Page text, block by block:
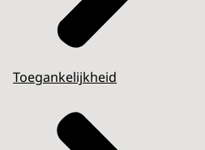
Toegankelijkheid